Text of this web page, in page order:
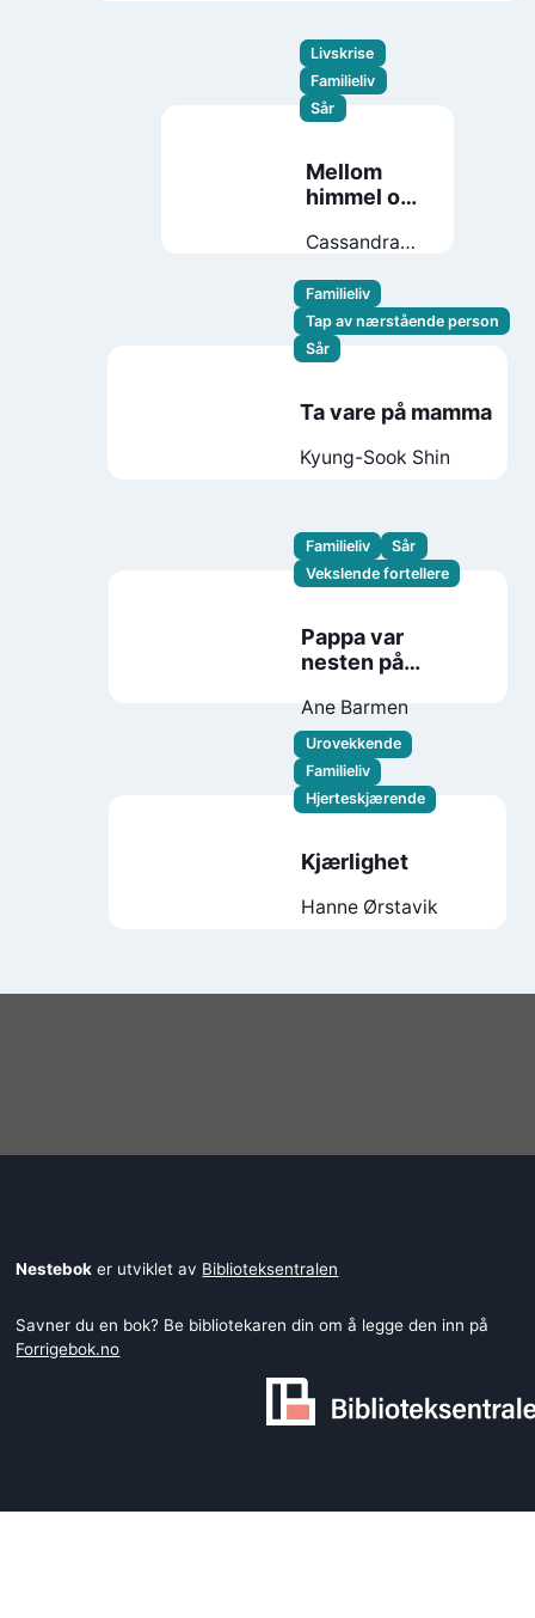
Livskrise
Familieliv
Sår
Mellom
himmel og
Cassandra
Familieliv
Tap av nærstående person
Sår
Ta vare på mamma
Kyung-Sook Shin
Familieliv
Sår
Vekslende fortellere
Pappa var
nesten på
Ane Barmen
Urovekkende
Familieliv
Hjerteskjærende
Kjærlighet
Hanne Ørstavik
Nestebok er utviklet av Biblioteksentralen
Savner du en bok? Be bibliotekaren din om å legge den inn på
Forrigebok.no